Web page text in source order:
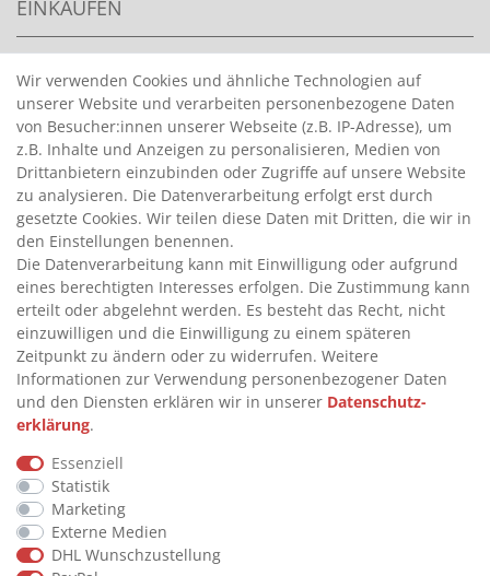
EINKAUFEN
>
HANDPUMPEN FÜR BENZIN
>
HANDPUMPEN FÜR ÖLE
>
TANKANLAGEN
>
ADBLUE® BETANKUNG
INFORMATIONEN
>
FAQ
>
VERTRAG WIDERRUFEN
>
WIDERRUFSRECHT
>
WIDERRUFSFORMULAR
IMPRESSUM
>
DATENSCHUTZERKLÄRUNG
>
AGB
>
KONTAKT
Wir verwenden Cookies und ähnliche Technologien auf
unserer Website und verarbeiten personenbezogene Daten
von Besucher:innen unserer Webseite (z.B. IP-Adresse), um
z.B. Inhalte und Anzeigen zu personalisieren, Medien von
Drittanbietern einzubinden oder Zugriffe auf unsere Website
zu analysieren. Die Datenverarbeitung erfolgt erst durch
gesetzte Cookies. Wir teilen diese Daten mit Dritten, die wir in
den Einstellungen benennen.
Die Datenverarbeitung kann mit Einwilligung oder aufgrund
eines berechtigten Interesses erfolgen. Die Zustimmung kann
erteilt oder abgelehnt werden. Es besteht das Recht, nicht
einzuwilligen und die Einwilligung zu einem späteren
Zeitpunkt zu ändern oder zu widerrufen. Weitere
Informationen zur Verwendung personenbezogener Daten
und den Diensten erklären wir in unserer Daten­schutz­
erklärung.
Essenziell
Statistik
Marketing
Externe Medien
DHL Wunschzustellung